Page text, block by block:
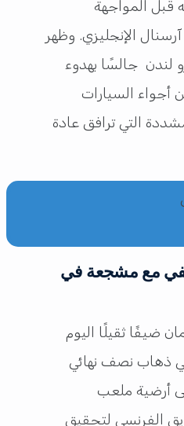
قبل المواجهة
الإنجليزي. وظهر
لندن جالسًا بهدوء
أجواء السيارات
التي ترافق عادة
مع مشجعة في
ضيفًا ثقيلًا اليوم
في ذهاب نصف نهائي
أرضية ملعب
الفرنسي لتحقيق